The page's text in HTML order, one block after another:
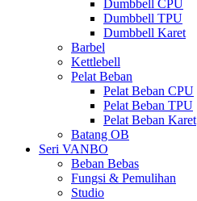
Dumbbell CPU
Dumbbell TPU
Dumbbell Karet
Barbel
Kettlebell
Pelat Beban
Pelat Beban CPU
Pelat Beban TPU
Pelat Beban Karet
Batang OB
Seri VANBO
Beban Bebas
Fungsi & Pemulihan
Studio